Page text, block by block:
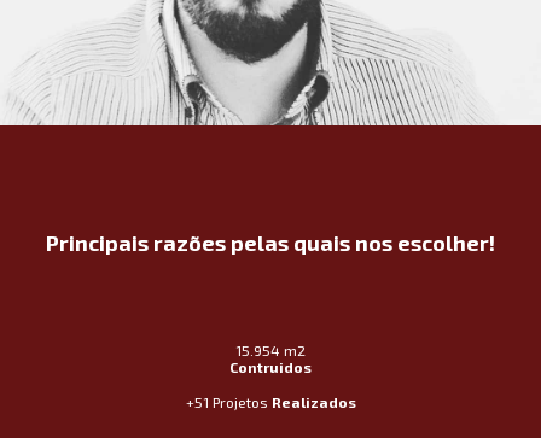
Principais razões pelas quais nos escolher!
15.954 m2
Contruidos
+51 Projetos Realizados